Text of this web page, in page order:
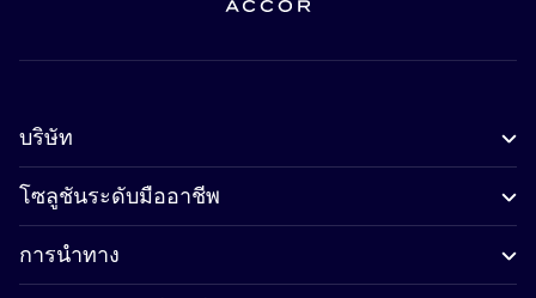
บริษัท
โซลูชันระดับมืออาชีพ
การนำทาง